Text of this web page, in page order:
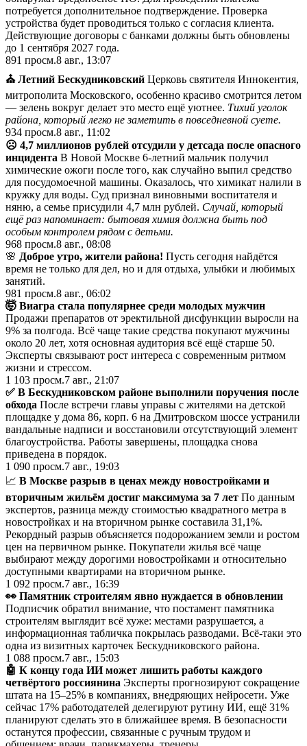
потребуется дополнительное подтверждение. Проверка
устройства будет проводиться только с согласия клиента.
Действующие договоры с банками должны быть обновлены
до 1 сентября 2027 года.
891 просм.8 авг., 13:07
⛪️ Летний Бескудниковский Церковь святителя Иннокентия,
митрополита Московского, особенно красиво смотрится летом
— зелень вокруг делает это место ещё уютнее. Тихий уголок
района, который легко не заметить в повседневной суете.
934 просм.8 авг., 11:02
☹️ 4,7 миллионов рублей отсудили у детсада после опасного
инцидента В Новой Москве 6-летний мальчик получил
химические ожоги после того, как случайно выпил средство
для посудомоечной машины. Оказалось, что химикат налили в
кружку для воды. Суд признал виновными воспитателя и
няню, а семье присудили 4,7 млн рублей. Случай, который
ещё раз напоминает: бытовая химия должна быть под
особым контролем рядом с детьми.
968 просм.8 авг., 08:08
🌸 Доброе утро, жители района! Пусть сегодня найдётся
время не только для дел, но и для отдыха, улыбки и любимых
занятий.
981 просм.8 авг., 06:02
🤯 Виагра стала популярнее среди молодых мужчин
Продажи препаратов от эректильной дисфункции выросли на
9% за полгода. Всё чаще такие средства покупают мужчины
около 20 лет, хотя основная аудитория всё ещё старше 50.
Эксперты связывают рост интереса с современным ритмом
жизни и стрессом.
1 103 просм.7 авг., 21:07
✅ В Бескудниковском районе выполнили поручения после
обхода После встречи главы управы с жителями на детской
площадке у дома 86, корп. 6 на Дмитровском шоссе устранили
вандальные надписи и восстановили отсутствующий элемент
благоустройства. Работы завершены, площадка снова
приведена в порядок.
1 090 просм.7 авг., 19:03
📈 В Москве разрыв в ценах между новостройками и
вторичным жильём достиг максимума за 7 лет По данным
экспертов, разница между стоимостью квадратного метра в
новостройках и на вторичном рынке составила 31,1%.
Рекордный разрыв объясняется подорожанием земли и ростом
цен на первичном рынке. Покупатели жилья всё чаще
выбирают между дорогими новостройками и относительно
доступными квартирами на вторичном рынке.
1 092 просм.7 авг., 16:39
👀 Памятник строителям явно нуждается в обновлении
Подписчик обратил внимание, что постамент памятника
строителям выглядит всё хуже: местами разрушается, а
информационная табличка покрылась разводами. Всё-таки это
одна из визитных карточек Бескудниковского района.
1 088 просм.7 авг., 15:03
🤖 К концу года ИИ может лишить работы каждого
четвёртого россиянина Эксперты прогнозируют сокращение
штата на 15–25% в компаниях, внедряющих нейросети. Уже
сейчас 17% работодателей делегируют рутину ИИ, ещё 31%
планируют сделать это в ближайшее время. В безопасности
останутся профессии, связанные с ручным трудом и